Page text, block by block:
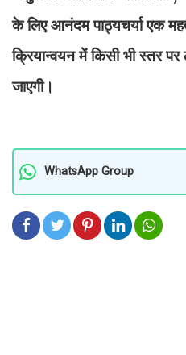
के लिए आनंदम पाठ्यचर्या एक
क्रियान्वयन में किसी भी स्तर पर
जाएगी।
WhatsApp Group